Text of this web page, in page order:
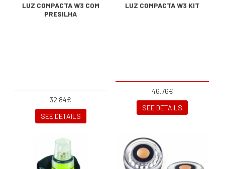
LUZ COMPACTA W3 COM
PRESILHA
32.84€
SEE DETAILS
LUZ COMPACTA W3 KIT
46.76€
SEE DETAILS